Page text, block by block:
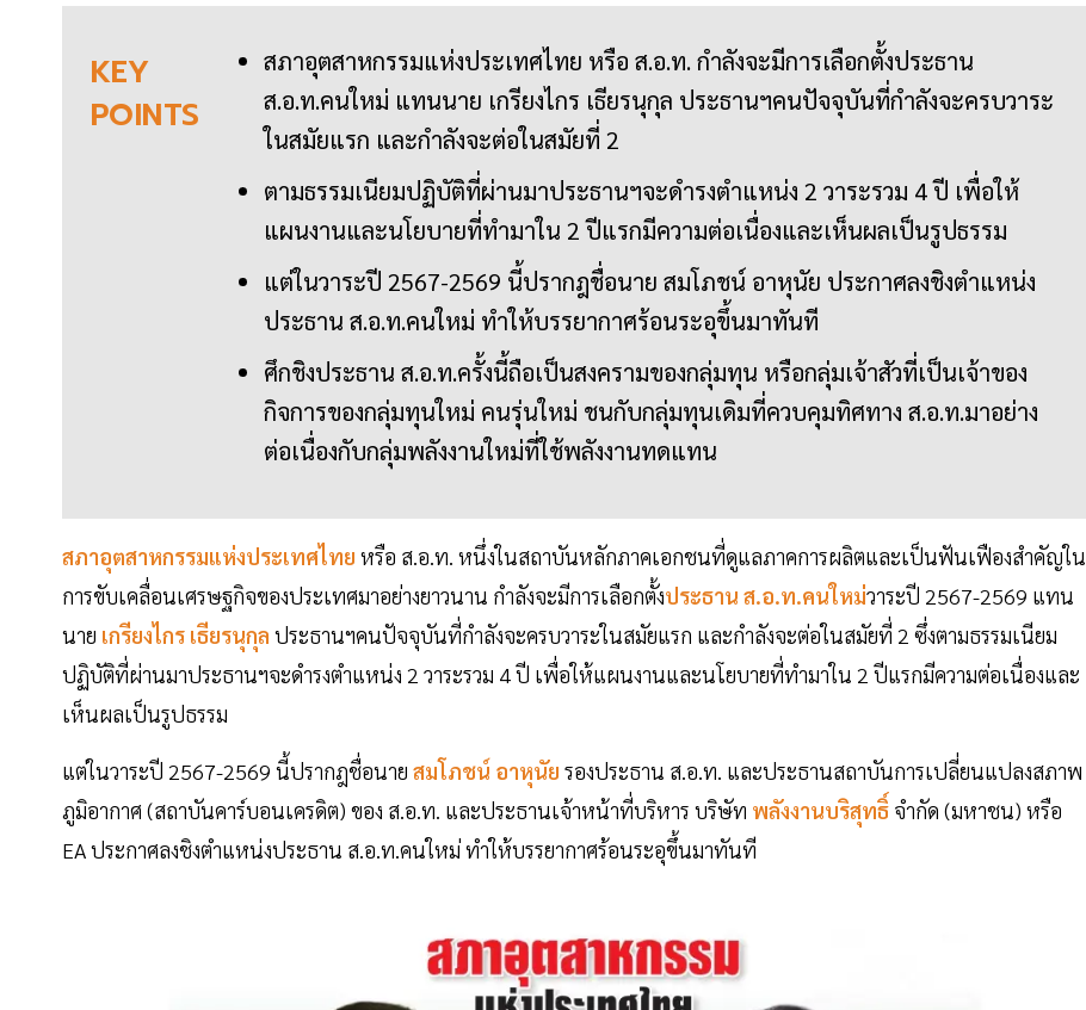
KEY
POINTS
สภาอุตสาหกรรมแห่งประเทศไทย หรือ ส.อ.ท. กำลังจะมีการเลือกตั้งประธาน
ส.อ.ท.คนใหม่ แทนนาย เกรียงไกร เธียรนุกุล ประธานฯคนปัจจุบันที่กำลังจะครบวาระ
ในสมัยแรก และกำลังจะต่อในสมัยที่ 2
ตามธรรมเนียมปฏิบัติที่ผ่านมาประธานฯจะดำรงตำแหน่ง 2 วาระรวม 4 ปี เพื่อให้
แผนงานและนโยบายที่ทำมาใน 2 ปีแรกมีความต่อเนื่องและเห็นผลเป็นรูปธรรม
แต่ในวาระปี 2567-2569 นี้ปรากฎชื่อนาย สมโภชน์ อาหุนัย ประกาศลงชิงตำแหน่ง
ประธาน ส.อ.ท.คนใหม่ ทำให้บรรยากาศร้อนระอุขึ้นมาทันที
ศึกชิงประธาน ส.อ.ท.ครั้งนี้ถือเป็นสงครามของกลุ่มทุน หรือกลุ่มเจ้าสัวที่เป็นเจ้าของ
กิจการของกลุ่มทุนใหม่ คนรุ่นใหม่ ชนกับกลุ่มทุนเดิมที่ควบคุมทิศทาง ส.อ.ท.มาอย่าง
ต่อเนื่องกับกลุ่มพลังงานใหม่ที่ใช้พลังงานทดแทน
สภาอุตสาหกรรมแห่งประเทศไทย หรือ ส.อ.ท. หนึ่งในสถาบันหลักภาคเอกชนที่ดูแลภาคการผลิตและเป็นฟันเฟืองสำคัญใน
การขับเคลื่อนเศรษฐกิจของประเทศมาอย่างยาวนาน กำลังจะมีการเลือกตั้งประธาน ส.อ.ท.คนใหม่วาระปี 2567-2569 แทน
นาย เกรียงไกร เธียรนุกุล ประธานฯคนปัจจุบันที่กำลังจะครบวาระในสมัยแรก และกำลังจะต่อในสมัยที่ 2 ซึ่งตามธรรมเนียม
ปฏิบัติที่ผ่านมาประธานฯจะดำรงตำแหน่ง 2 วาระรวม 4 ปี เพื่อให้แผนงานและนโยบายที่ทำมาใน 2 ปีแรกมีความต่อเนื่องและ
เห็นผลเป็นรูปธรรม
แต่ในวาระปี 2567-2569 นี้ปรากฎชื่อนาย สมโภชน์ อาหุนัย รองประธาน ส.อ.ท. และประธานสถาบันการเปลี่ยนแปลงสภาพ
ภูมิอากาศ (สถาบันคาร์บอนเครดิต) ของ ส.อ.ท. และประธานเจ้าหน้าที่บริหาร บริษัท พลังงานบริสุทธิ์ จำกัด (มหาชน) หรือ
EA ประกาศลงชิงตำแหน่งประธาน ส.อ.ท.คนใหม่ ทำให้บรรยากาศร้อนระอุขึ้นมาทันที